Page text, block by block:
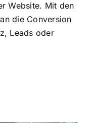
Website. Mit den
die Conversion
Leads oder